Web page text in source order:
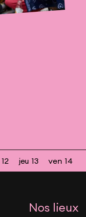
12 jeu 13 ven 14
Nos lieux